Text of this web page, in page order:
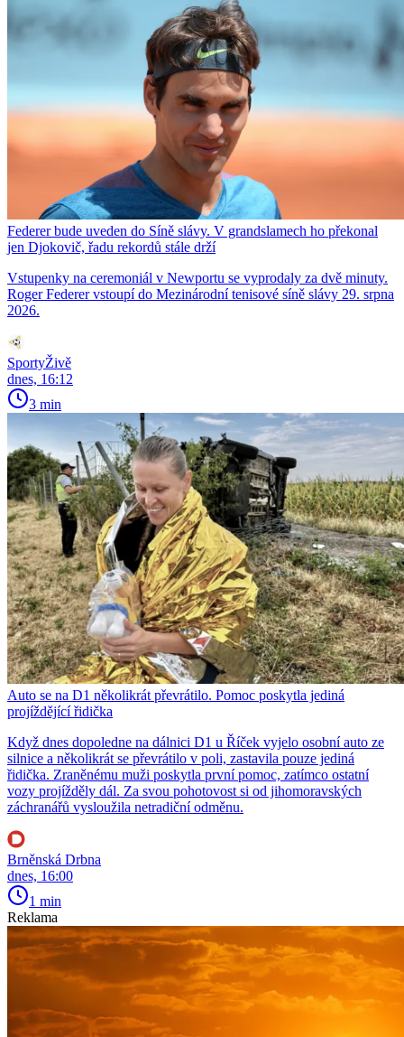
Federer bude uveden do Síně slávy. V grandslamech ho překonal
jen Djokovič, řadu rekordů stále drží
Vstupenky na ceremoniál v Newportu se vyprodaly za dvě minuty.
Roger Federer vstoupí do Mezinárodní tenisové síně slávy 29. srpna
2026.
SportyŽivě
dnes, 16:12
3 min
Auto se na D1 několikrát převrátilo. Pomoc poskytla jediná
projíždějící řidička
Když dnes dopoledne na dálnici D1 u Říček vyjelo osobní auto ze
silnice a několikrát se převrátilo v poli, zastavila pouze jediná
řidička. Zraněnému muži poskytla první pomoc, zatímco ostatní
vozy projížděly dál. Za svou pohotovost si od jihomoravských
záchranářů vysloužila netradiční odměnu.
Brněnská Drbna
dnes, 16:00
1 min
Reklama